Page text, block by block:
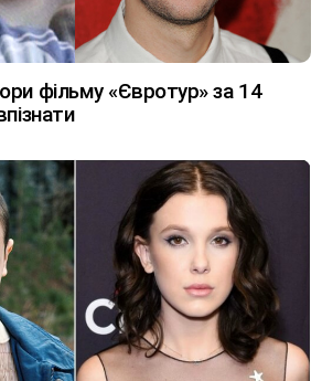
фільму «Євротур» за 14